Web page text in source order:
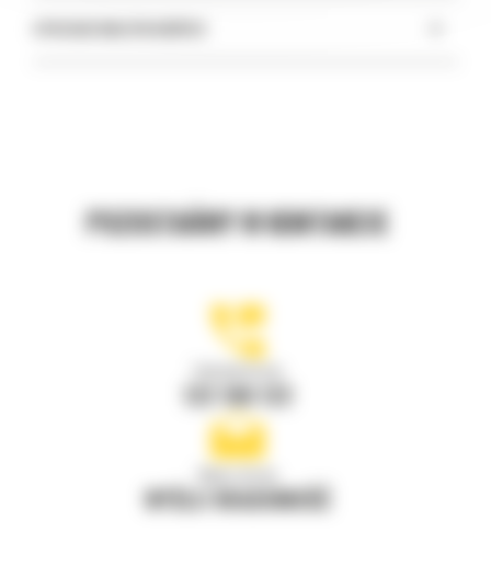
POZOSTAŃMY W KONTAKCIE
Zadzwoń do nas
122 100 122
WYŚLIJ WIADOMOŚĆ